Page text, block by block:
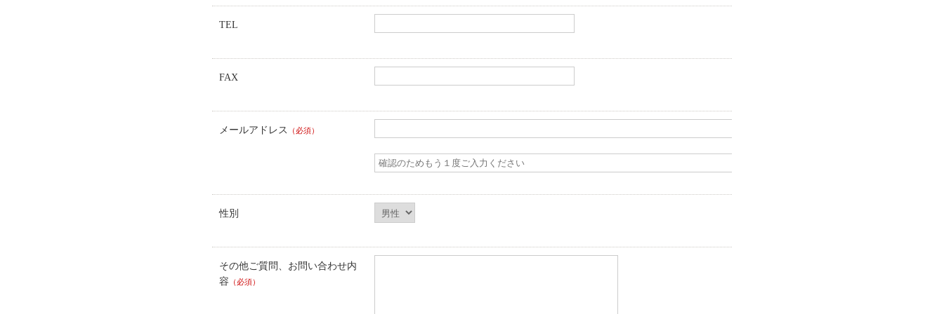
TEL
FAX
メールアドレス （必須）
性別
その他ご質問、お問い合わせ内
容 （必須）